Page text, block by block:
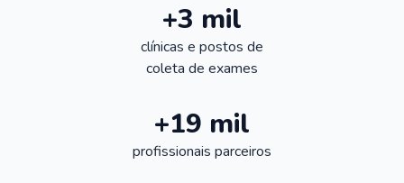
+3 mil
clínicas e postos de
coleta de exames
+19 mil
profissionais parceiros